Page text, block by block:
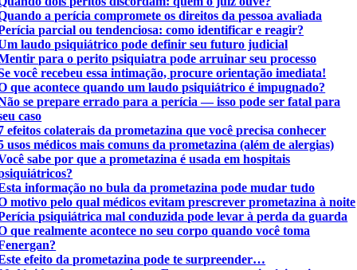
a perícia compromete os direitos da pessoa avaliada
parcial ou tendenciosa: como identificar e reagir?
laudo psiquiátrico pode definir seu futuro judicial
para o perito psiquiatra pode arruinar seu processo
você recebeu essa intimação, procure orientação imediata!
que acontece quando um laudo psiquiátrico é impugnado?
se prepare errado para a perícia — isso pode ser fatal para
caso
efeitos colaterais da prometazina que você precisa conhecer
usos médicos mais comuns da prometazina (além de alergias)
sabe por que a prometazina é usada em hospitais
informação no bula da prometazina pode mudar tudo
motivo pelo qual médicos evitam prescrever prometazina à noite
psiquiátrica mal conduzida pode levar à perda da guarda
que realmente acontece no seu corpo quando você toma
efeito da prometazina pode te surpreender…